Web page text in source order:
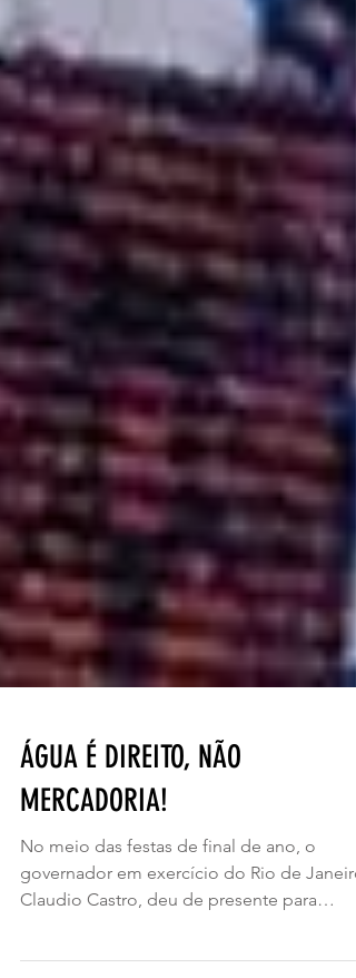
ÁGUA É DIREITO, NÃO
MERCADORIA!
No meio das festas de final de ano, o
governador em exercício do Rio de
especuladores e...